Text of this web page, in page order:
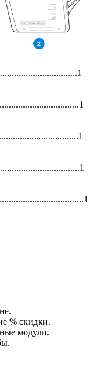
% скидки.
модули.